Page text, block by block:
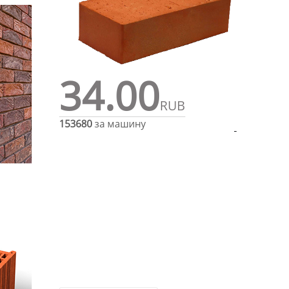
34.00RUB
153680за машину